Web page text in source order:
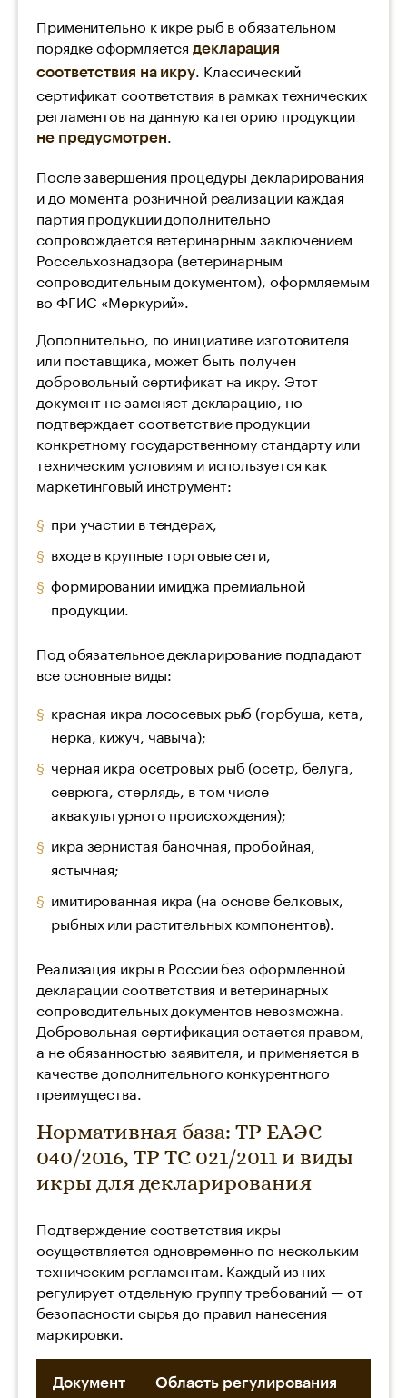
Применительно к икре рыб в обязательном
порядке оформляется декларация
соответствия на икру . Классический
сертификат соответствия в рамках технических
регламентов на данную категорию продукции
не предусмотрен
После завершения процедуры декларирования
и до момента розничной реализации каждая
партия продукции дополнительно
сопровождается ветеринарным заключением
Россельхознадзора (ветеринарным
сопроводительным документом), оформляемым
во ФГИС «Меркурий».
Дополнительно, по инициативе изготовителя
или поставщика, может быть получен
добровольный сертификат на икру. Этот
документ не заменяет декларацию, но
подтверждает соответствие продукции
конкретному государственному стандарту или
техническим условиям и используется как
маркетинговый инструмент:
при участии в тендерах,
входе в крупные торговые сети,
формировании имиджа премиальной
продукции.
Под обязательное декларирование подпадают
все основные виды:
красная икра лососевых рыб (горбуша, кета,
нерка, кижуч, чавыча);
черная икра осетровых рыб (осетр, белуга,
севрюга, стерлядь, в том числе
аквакультурного происхождения);
икра зернистая баночная, пробойная,
ястычная;
имитированная икра (на основе белковых,
рыбных или растительных компонентов).
Реализация икры в России без оформленной
декларации соответствия и ветеринарных
сопроводительных документов невозможна.
Добровольная сертификация остается правом,
а не обязанностью заявителя, и применяется в
качестве дополнительного конкурентного
преимущества.
Нормативная база: ТР ЕАЭС
040/2016, ТР ТС 021/2011 и виды
икры для декларирования
Подтверждение соответствия икры
осуществляется одновременно по нескольким
техническим регламентам. Каждый из них
регулирует отдельную группу требований — от
безопасности сырья до правил нанесения
маркировки.
Документ Область регулирования